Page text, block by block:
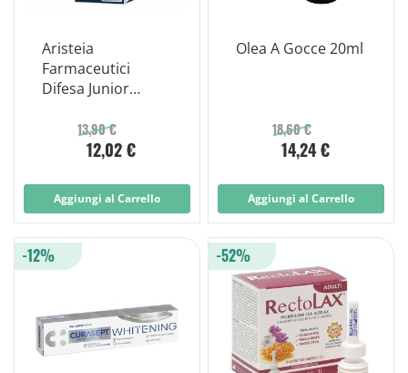
Aristeia
Farmaceutici
Difesa Junior
13,90 €
12,02 €
Aggiungi al Carrello
Olea A Gocce 20ml
18,60 €
14,24 €
Aggiungi al Carrello
-12% -52%